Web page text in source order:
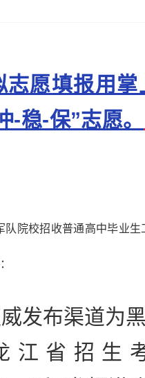
志愿填报用
-稳-保”志愿。
院校招收普通高中毕业生
布渠道为黑
江省招生